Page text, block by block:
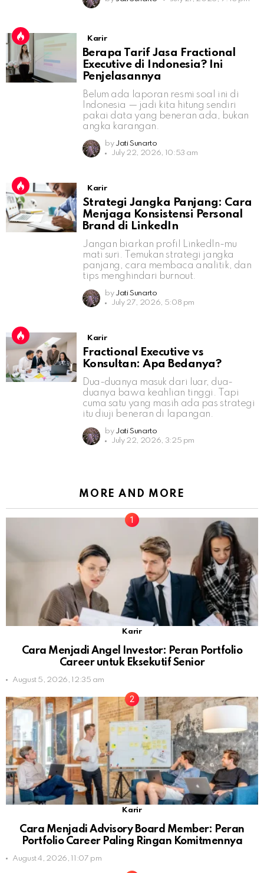
Karir
Berapa Tarif Jasa Fractional
Executive di Indonesia? Ini
Penjelasannya
Belum ada laporan resmi soal ini di
Indonesia — jadi kita hitung sendiri
pakai data yang beneran ada, bukan
angka karangan.
by Jati Sunarto
July 22, 2026, 10:53 am
Karir
Strategi Jangka Panjang: Cara
Menjaga Konsistensi Personal
Brand di LinkedIn
Jangan biarkan profil LinkedIn-mu
mati suri. Temukan strategi jangka
panjang, cara membaca analitik, dan
tips menghindari burnout.
by Jati Sunarto
July 27, 2026, 5:08 pm
Karir
Fractional Executive vs
Konsultan: Apa Bedanya?
Dua-duanya masuk dari luar, dua-
duanya bawa keahlian tinggi. Tapi
cuma satu yang masih ada pas strategi
itu diuji beneran di lapangan.
by Jati Sunarto
July 22, 2026, 3:25 pm
MORE AND MORE
Karir
Cara Menjadi Angel Investor: Peran Portfolio
Career untuk Eksekutif Senior
August 5, 2026, 12:35 am
Karir
Cara Menjadi Advisory Board Member: Peran
Portfolio Career Paling Ringan Komitmennya
August 4, 2026, 11:07 pm